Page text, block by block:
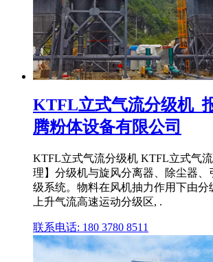
KTFL立式气流分级机_
腾粉体设备有限公司
KTFL立式气流分级机 KTFL立式气
理】分级机与旋风分离器、除尘器、
级系统。物料在风机抽力作用下由分
上升气流高速运动分级区, .
联系电话: 180 3780 8511